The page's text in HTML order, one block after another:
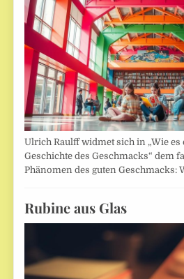
Ulrich Raulff widmet sich in „Wie es
Geschichte des Geschmacks“ dem
Phänomen des guten Geschmacks:
Rubine aus Glas